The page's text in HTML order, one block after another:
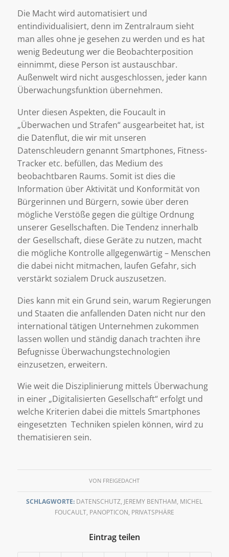
Die Macht wird automatisiert und
entindividualisiert, denn im Zentralraum sieht
man alles ohne je gesehen zu werden und es hat
wenig Bedeutung wer die Beobachterposition
einnimmt, diese Person ist austauschbar.
Außenwelt wird nicht ausgeschlossen, jeder kann
Überwachungsfunktion übernehmen.
Unter diesen Aspekten, die Foucault in
„Überwachen und Strafen“ ausgearbeitet hat, ist
die Datenflut, die wir mit unseren
Datenschleudern genannt Smartphones, Fitness-
Tracker etc. befüllen, das Medium des
beobachtbaren Raums. Somit ist dies die
Information über Aktivität und Konformität von
Bürgerinnen und Bürgern, sowie über deren
mögliche Verstöße gegen die gültige Ordnung
unserer Gesellschaften. Die Tendenz innerhalb
der Gesellschaft, diese Geräte zu nutzen, macht
die mögliche Kontrolle allgegenwärtig – Menschen
die dabei nicht mitmachen, laufen Gefahr, sich
verstärkt sozialem Druck auszusetzen.
Dies kann mit ein Grund sein, warum Regierungen
und Staaten die anfallenden Daten nicht nur den
international tätigen Unternehmen zukommen
lassen wollen und ständig danach trachten ihre
Befugnisse Überwachungstechnologien
einzusetzen, erweitern.
Wie weit die Disziplinierung mittels Überwachung
in einer „Digitalisierten Gesellschaft“ erfolgt und
welche Kriterien dabei die mittels Smartphones
eingesetzten Techniken spielen können, wird zu
thematisieren sein.
VON FREIGEDACHT
SCHLAGWORTE: DATENSCHUTZ JEREMY BENTHAM MICHEL
FOUCAULT, PANOPTICON PRIVATSPHÄRE
Eintrag teilen